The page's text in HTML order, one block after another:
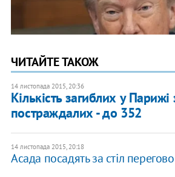
ЧИТАЙТЕ ТАКОЖ
14 листопада 2015, 20:36
Кількість загиблих у
постраждалих - до 352
14 листопада 2015, 20:18
Асада посадять за стіл